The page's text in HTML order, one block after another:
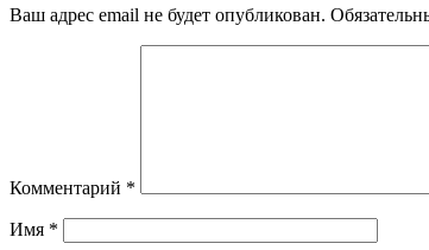
Ваш адрес email не будет опубликован.
Комментарий *
Имя *